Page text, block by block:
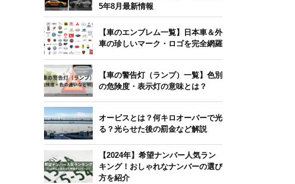
5年8月最新情報
【車のエンブレム一覧】日本車＆外
車の珍しいマーク・ロゴを完全網羅
【車の警告灯（ランプ）一覧】色別
の危険度・表示灯の意味とは？
オービスとは？何キロオーバーで光
る？光らせた後の罰金など解説
【2024年】希望ナンバー人気ラン
キング！おしゃれなナンバーの選び
方を紹介